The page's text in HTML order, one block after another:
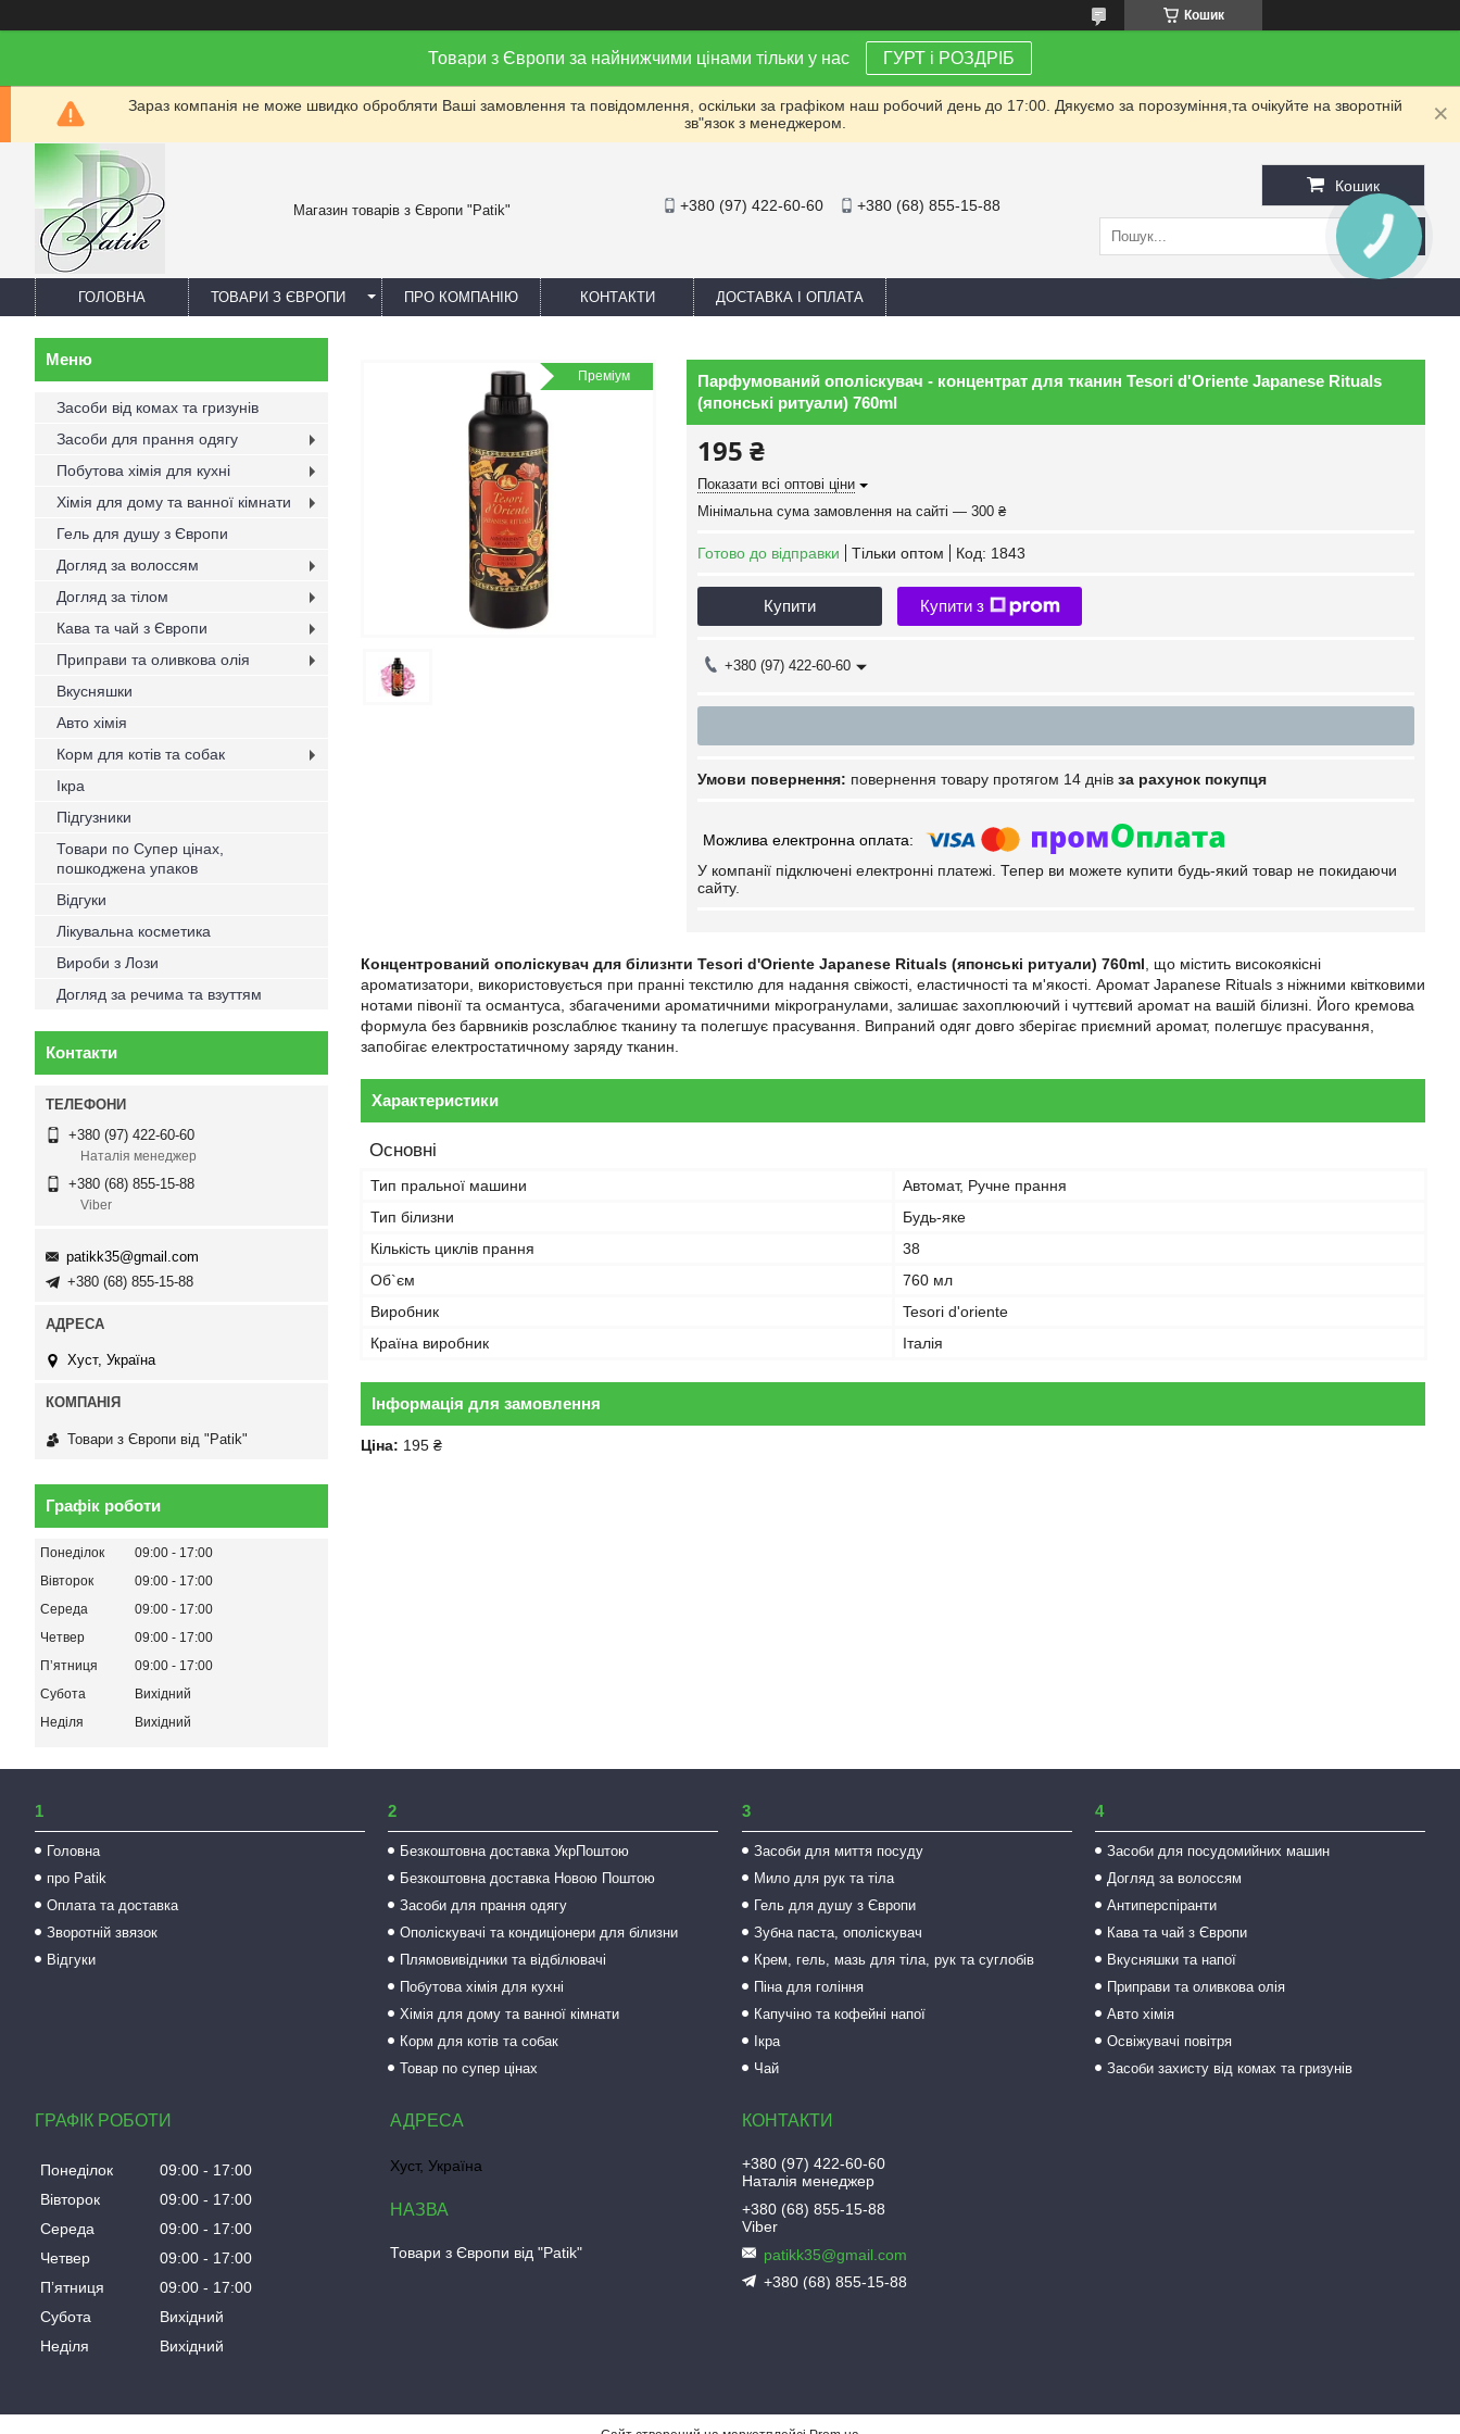
Кошик
Товари з Європи за найнижчими цінами тільки у нас ГУРТ і РОЗДРІБ
Зараз компанія не може швидко обробляти Ваші замовлення та повідомлення, оскільки за графіком наш робочий день до 17:00. Дякуємо за порозуміння,та очікуйте на зворотній
зв"язок з менеджером.
Магазин товарів з Європи "Patik" +380 (97) 422-60-60 +380 (68) 855-15-88
Кошик
ГОЛОВНА ТОВАРИ З ЄВРОПИ ПРО КОМПАНІЮ КОНТАКТИ ДОСТАВКА І ОПЛАТА
Преміум
Парфумований ополіскувач - концентрат для тканин Tesori d'Oriente Japanese Rituals
(японські ритуали) 760ml
195 ₴
Показати всі оптові ціни
Мінімальна сума замовлення на сайті — 300 ₴
Готово до відправки Тільки оптом Код: 1843
Купити Купити з
+380 (97) 422-60-60
повернення товару протягом 14 днів за рахунок покупця
У компанії підключені електронні платежі. Тепер ви можете купити будь-який товар не покидаючи
сайту.
Концентрований ополіскувач для білизнти Tesori d'Oriente Japanese Rituals (японські ритуали) 760ml , що містить високоякісні
ароматизатори, використовується при пранні текстилю для надання свіжості, еластичності та м'якості. Аромат Japanese Rituals з ніжними квітковими
нотами півонії та османтуса, збагаченими ароматичними мікрогранулaми, залишає захоплюючий і чуттєвий аромат на вашій білизні. Його кремова
формула без барвників розслаблює тканину та полегшує прасування. Випраний одяг довго зберігає приємний аромат, полегшує прасування,
запобігає електростатичному заряду тканин.
Характеристики
Основні
Тип пральної машини
Автомат, Ручне прання
Тип білизни
Будь-яке
Кількість циклів прання
38
Об`єм
760 мл
Виробник
Tesori d'oriente
Країна виробник
Італія
Інформація для замовлення
Ціна: 195 ₴
Засоби від комах та гризунів
Засоби для прання одягу
Побутова хімія для кухні
Хімія для дому та ванної кімнати
Гель для душу з Європи
Догляд за волоссям
Догляд за тілом
Кава та чай з Європи
Приправи та оливкова олія
Вкусняшки
Авто хімія
Корм для котів та собак
Ікра
Підгузники
Товари по Супер цінах,
пошкоджена упаков
Відгуки
Лікувальна косметика
Вироби з Лози
Догляд за речима та взуттям
Контакти
+380 (97) 422-60-60
Наталія менеджер
+380 (68) 855-15-88
Viber
patikk35@gmail.com
+380 (68) 855-15-88
Хуст, Україна
Товари з Європи від "Patik"
Графік роботи
Понеділок 09:00
17:00
Вівторок
09:00
17:00
Середа
09:00
17:00
Четвер
09:00
17:00
Пʼятниця
09:00
17:00
Субота
Вихідний
Неділя
Вихідний
1
Головна
про Patik
Оплата та доставка
Зворотній звязок
Відгуки
2
Безкоштовна доставка УкрПоштою
Безкоштовна доставка Новою Поштою
Засоби для прання одягу
Ополіскувачі та кондиціонери для білизни
Плямовивідники та відбілювачі
Побутова хімія для кухні
Хімія для дому та ванної кімнати
Корм для котів та собак
Товар по супер цінах
3
Засоби для миття посуду
Мило для рук та тіла
Гель для душу з Європи
Зубна паста, ополіскувач
Крем, гель, мазь для тіла, рук та суглобів
Піна для гоління
Капучіно та кофейні напої
Ікра
Чай
4
Засоби для посудомийних машин
Догляд за волоссям
Антиперспіранти
Кава та чай з Європи
Вкусняшки та напої
Приправи та оливкова олія
Авто хімія
Освіжувачі повітря
Засоби захисту від комах та гризунів
ГРАФІК РОБОТИ
Понеділок 09:00
17:00
Вівторок
09:00
17:00
Середа
09:00
17:00
Четвер
09:00
17:00
Пʼятниця
09:00
17:00
Субота
Вихідний
Неділя
Вихідний
Хуст, Україна
Товари з Європи від "Patik"
+380 (97) 422-60-60
Наталія менеджер
+380 (68) 855-15-88
Viber
patikk35@gmail.com
+380 (68) 855-15-88
КНОПКА
ЗВ'ЯЗКУ